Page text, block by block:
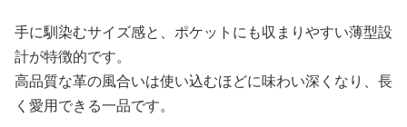
手に馴染むサイズ感と、ポケットにも収まりやすい薄型設
計が特徴的です。
高品質な革の風合いは使い込むほどに味わい深くなり、長
く愛用できる一品です。